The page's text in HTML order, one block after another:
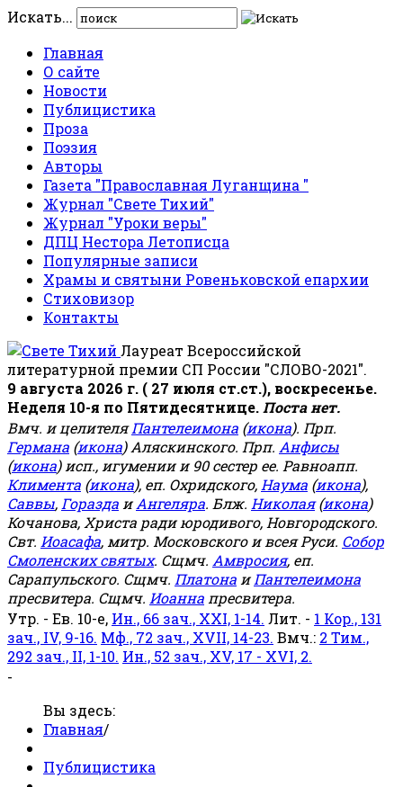
Искать...
Главная
О сайте
Новости
Публицистика
Проза
Поэзия
Авторы
Газета "Православная Луганщина "
Журнал "Свете Тихий"
Журнал "Уроки веры"
ДПЦ Нестора Летописца
Популярные записи
Храмы и святыни Ровеньковской епархии
Стиховизор
Контакты
Лауреат Всероссийской
литературной премии СП России "СЛОВО-2021".
9 августа 2026 г. ( 27 июля ст.ст.), воскресенье.
Неделя 10-я по Пятидесятнице. Поста нет.
Вмч. и целителяПантелеимона (икона). Прп.
Германа (икона) Аляскинского. Прп. Анфисы
(икона) исп., игумении и 90 сестер ее. Равноапп.
Климента (икона), еп. Охридского, Наума (икона),
Саввы, Горазда иАнгеляра. Блж. Николая(икона)
Кочанова, Христа ради юродивого, Новгородского.
Свт. Иоасафа, митр. Московского и всея Руси. Собор
Смоленских святых. Сщмч. Амвросия, еп.
Сарапульского. Сщмч. Платона иПантелеимона
пресвитера. Сщмч. Иоанна пресвитера.
Утр. - Ев. 10-е, Ин., 66 зач., XXI, 1-14. Лит. - 1 Кор., 131
зач., IV, 9-16. Мф., 72 зач., XVII, 14-23. Вмч.: 2 Тим.,
292 зач., II, 1-10. Ин., 52 зач., XV, 17 - XVI, 2.
-
Вы здесь:
Главная/
Публицистика